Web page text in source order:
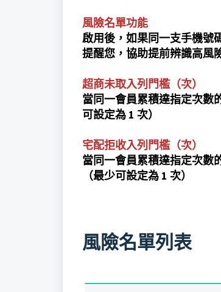
風險名單功能
啟用後，如果同一支手機號
提醒您，協助提前辨識高風
超商未取入列門檻（次）
當同一會員累積達指定次數
可設定為 1 次）
宅配拒收入列門檻（次）
當同一會員累積達指定次數
（最少可設定為 1 次）
風險名單列表